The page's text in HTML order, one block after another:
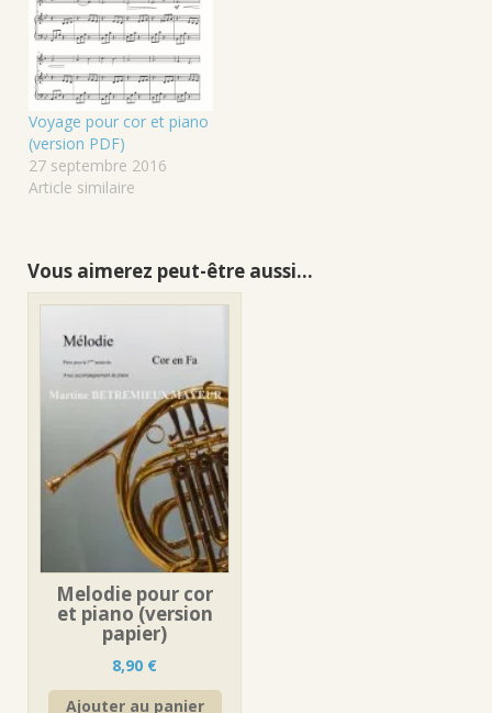
Voyage pour cor et piano
(version PDF)
27 septembre 2016
Article similaire
Vous aimerez peut-être aussi…
Melodie pour cor
et piano (version
papier)
8,90 €
Ajouter au panier